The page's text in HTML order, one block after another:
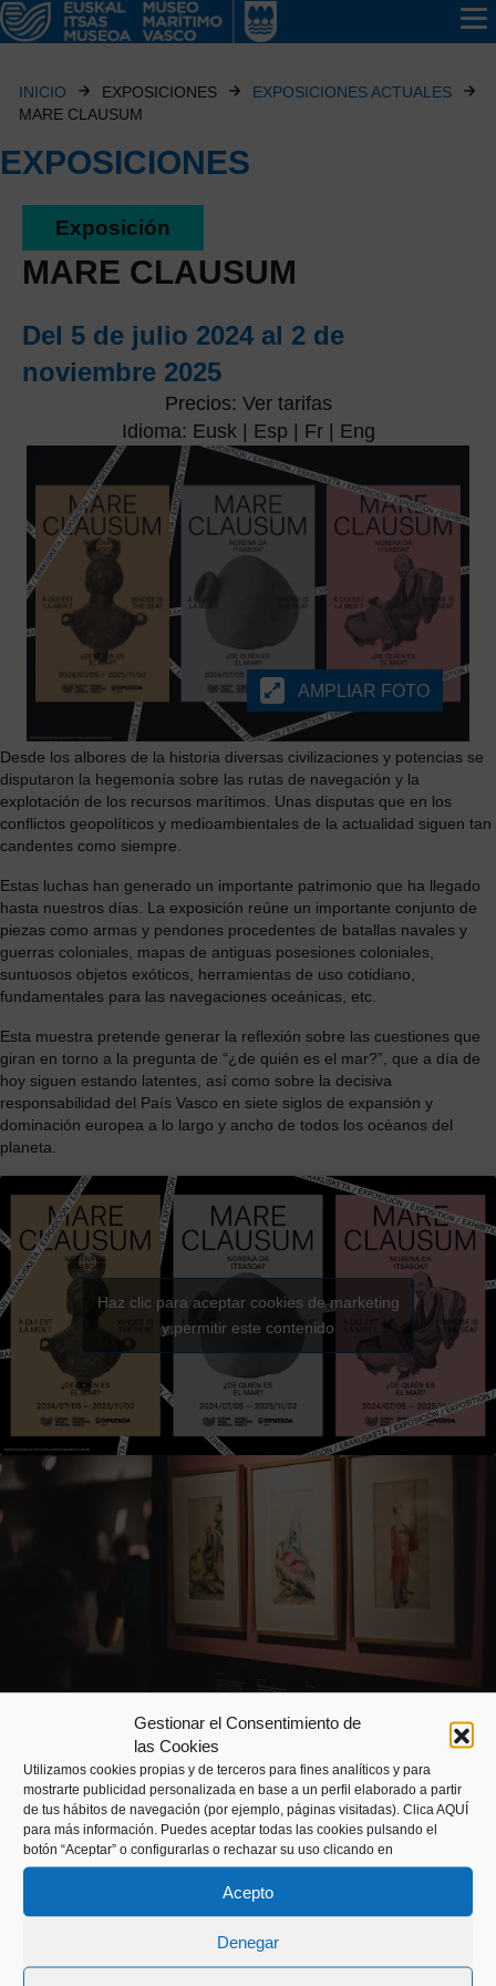
Gestionar el Consentimiento de
las Cookies
Utilizamos cookies propias y de terceros para fines analíticos y para
mostrarte publicidad personalizada en base a un perfil elaborado a partir
de tus hábitos de navegación (por ejemplo, páginas visitadas). Clica AQUÍ
para más información. Puedes aceptar todas las cookies pulsando el
botón “Aceptar” o configurarlas o rechazar su uso clicando en
Acepto
Denegar
INICIO EXPOSICIONES
EXPOSICIONES ACTUALES
MARE CLAUSUM
EXPOSICIONES
Exposición
MARE CLAUSUM
Del 5 de julio 2024 al 2 de
noviembre 2025
Precios: Ver tarifas
Idioma: Eusk | Esp | Fr | Eng
AMPLIAR FOTO
Desde los albores de la historia diversas civilizaciones y potencias se
disputaron la hegemonía sobre las rutas de navegación y la
explotación de los recursos marítimos. Unas disputas que en los
conflictos geopolíticos y medioambientales de la actualidad siguen tan
candentes como siempre.
Estas luchas han generado un importante patrimonio que ha llegado
hasta nuestros días. La exposición reúne un importante conjunto de
piezas como armas y pendones procedentes de batallas navales y
guerras coloniales, mapas de antiguas posesiones coloniales,
suntuosos objetos exóticos, herramientas de uso cotidiano,
fundamentales para las navegaciones oceánicas, etc.
Esta muestra pretende generar la reflexión sobre las cuestiones que
giran en torno a la pregunta de “¿de quién es el mar?”, que a día de
hoy siguen estando latentes, así como sobre la decisiva
responsabilidad del País Vasco en siete siglos de expansión y
dominación europea a lo largo y ancho de todos los océanos del
planeta.
Haz clic para aceptar cookies de marketing
y permitir este contenido
PROGRAMACIÓN
¡Descubre toda las actividades ligadas a la